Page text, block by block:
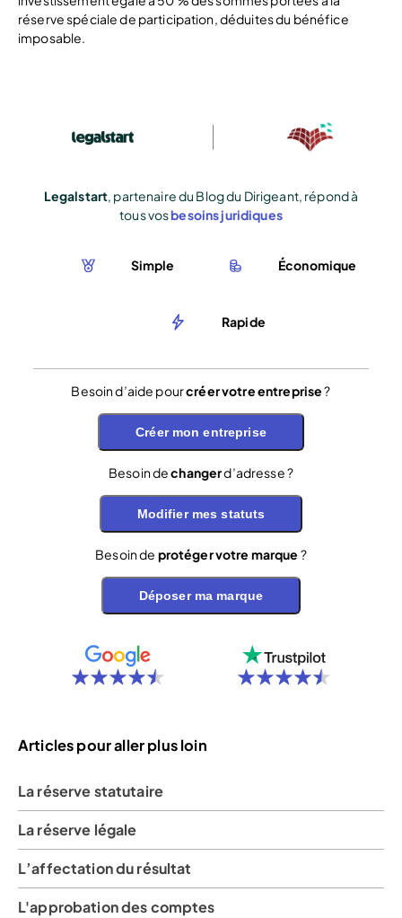
réserve spéciale de participation, déduites du bénéfice
imposable.
Legalstart, partenaire du Blog du Dirigeant, répond à
tous vosbesoins juridiques
Simple Économique
Rapide
Besoin d’aide pourcréer votre entreprise?
Créer mon entreprise
Besoin dechangerd’adresse ?
Modifier mes statuts
Besoin de protéger votre marque ?
Déposer ma marque
Articles pour aller plus loin
La réserve statutaire
La réserve légale
L’affectation du résultat
L'approbation des comptes